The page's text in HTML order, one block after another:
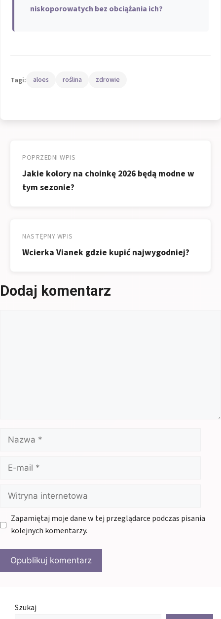
niskoporowatych bez obciążania ich?
Tagi: aloes roślina zdrowie
wpisu
POPRZEDNI WPIS
Jakie kolory na choinkę 2026 będą modne w
tym sezonie?
NASTĘPNY WPIS
Wcierka Vianek gdzie kupić najwygodniej?
Dodaj komentarz
Nazwa
mail
Witryna
internetowa
Zapamiętaj moje dane w tej przeglądarce podczas pisania
kolejnych komentarzy.
Szukaj